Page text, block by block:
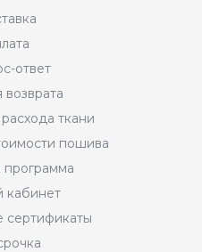
ответ
возврата
ткани
пошива
программа
кабинет
сертификаты